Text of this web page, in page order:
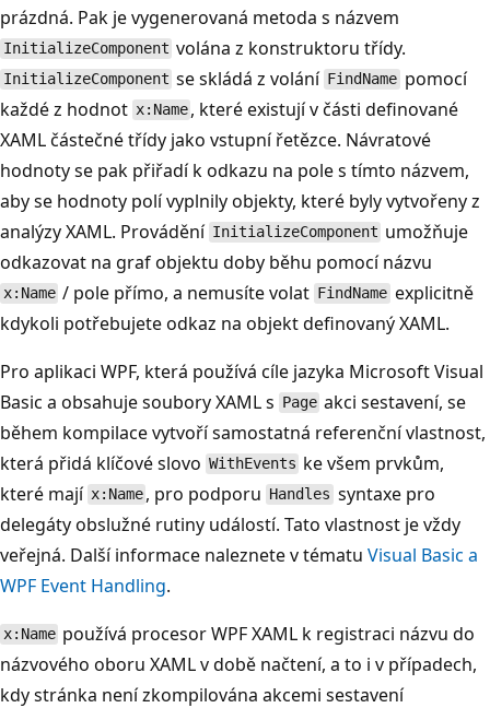
prázdná. Pak je vygenerovaná metoda s názvem
InitializeComponent volána z konstruktoru třídy.
InitializeComponent se skládá z volání FindName pomocí
každé z hodnot x:Name , které existují v části definované
XAML částečné třídy jako vstupní řetězce. Návratové
hodnoty se pak přiřadí k odkazu na pole s tímto názvem,
aby se hodnoty polí vyplnily objekty, které byly vytvořeny z
analýzy XAML. Provádění InitializeComponent umožňuje
odkazovat na graf objektu doby běhu pomocí názvu
x:Name / pole přímo, a nemusíte volat FindName explicitně
kdykoli potřebujete odkaz na objekt definovaný XAML.
Pro aplikaci WPF, která používá cíle jazyka Microsoft Visual
Basic a obsahuje soubory XAML s Page akci sestavení, se
během kompilace vytvoří samostatná referenční vlastnost,
která přidá klíčové slovo WithEvents ke všem prvkům,
které mají x:Name , pro podporu Handles syntaxe pro
delegáty obslužné rutiny událostí. Tato vlastnost je vždy
veřejná. Další informace naleznete v tématu Visual Basic a
WPF Event Handling.
x:Name používá procesor WPF XAML k registraci názvu do
názvového oboru XAML v době načtení, a to i v případech,
kdy stránka není zkompilována akcemi sestavení